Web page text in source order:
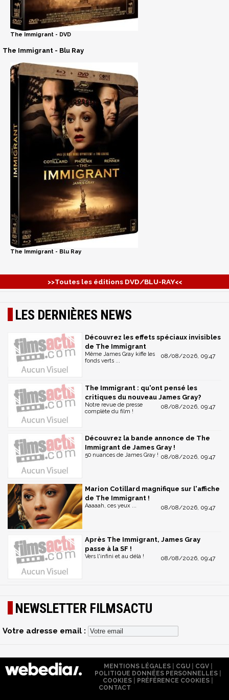
The Immigrant - DVD
The Immigrant - Blu Ray
The Immigrant - Blu Ray
>>Toutes les éditions DVD/BLU-RAY<<
LES DERNIÈRES NEWS
Découvrez les effets spéciaux invisibles
de The Immigrant
08/08/2026, 09:47
Même James Gray kiffe les
fonds verts ...
The Immigrant : qu'ont pensé les
critiques du nouveau James Gray?
08/08/2026, 09:47
Notre revue de presse
complète du film !
Découvrez la bande annonce de The
Immigrant de James Gray !
08/08/2026, 09:47
50 nuances de James Gray !
Marion Cotillard magnifique sur l'affiche
de The Immigrant !
08/08/2026, 09:47
Aaaaah, ces yeux ...
Après The Immigrant, James Gray
passe à la SF !
08/08/2026, 09:47
Vers l'infini et au délà !
NEWSLETTER FILMSACTU
Votre adresse email :
MENTIONS LÉGALES| CGU| CGV|
POLITIQUE DONNÉES PERSONNELLES
COOKIES
PRÉFÉRENCE COOKIES
CONTACT